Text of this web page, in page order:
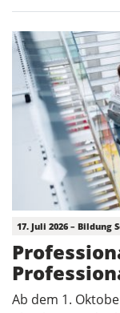
17. Juli 2026 – Bildung
Ab dem 1.